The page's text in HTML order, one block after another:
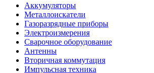
Аккумуляторы
Металлоискатели
Газоразрядные приборы
Электроизмерения
Сварочное оборудование
Антенны
Вторичная коммутация
Импульсная техника